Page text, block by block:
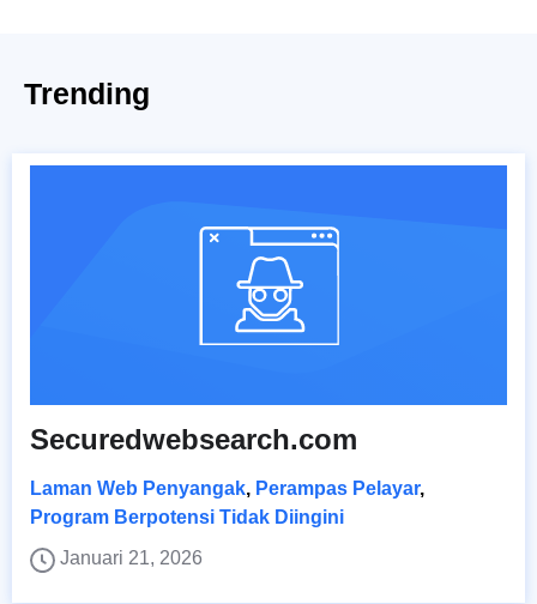
Trending
Securedwebsearch.com
Laman Web Penyangak, Perampas Pelayar,
Program Berpotensi Tidak Diingini
Januari 21, 2026